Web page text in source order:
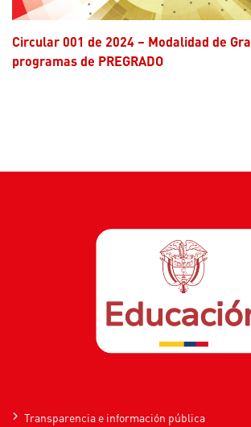
Circular 001 de 2024 – Modalidad de Grado de los
programas de PREGRADO
Transparencia e información pública